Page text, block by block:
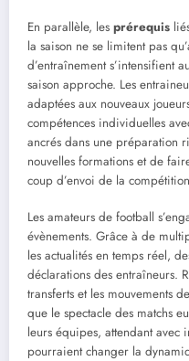
En parallèle, les prérequis
la saison ne se limitent pas
d’entraînement s’intensifient
saison approche. Les
adaptées aux nouveaux
compétences individuelles
ancrés dans une préparation
nouvelles formations et de
coup d’envoi de la
Les amateurs de football
évènements. Grâce à de
les actualités en temps réel,
déclarations des entraîneurs.
transferts et les mouvements
que le spectacle des matchs
leurs équipes, attendant avec
pourraient changer la